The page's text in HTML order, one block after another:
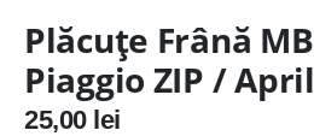
Plăcuțe Frână
Piaggio ZIP /
25,00 lei